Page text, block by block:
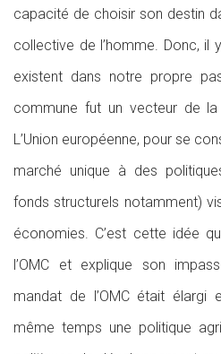
capacité de choisir son destin
collective de l’homme. Donc, il
existent dans notre propre
commune fut un vecteur de la
L’Union européenne, pour se
marché unique à des
fonds structurels notamment)
économies. C’est cette idée
l’OMC et explique son
mandat de l’OMC était élargi
même temps une politique